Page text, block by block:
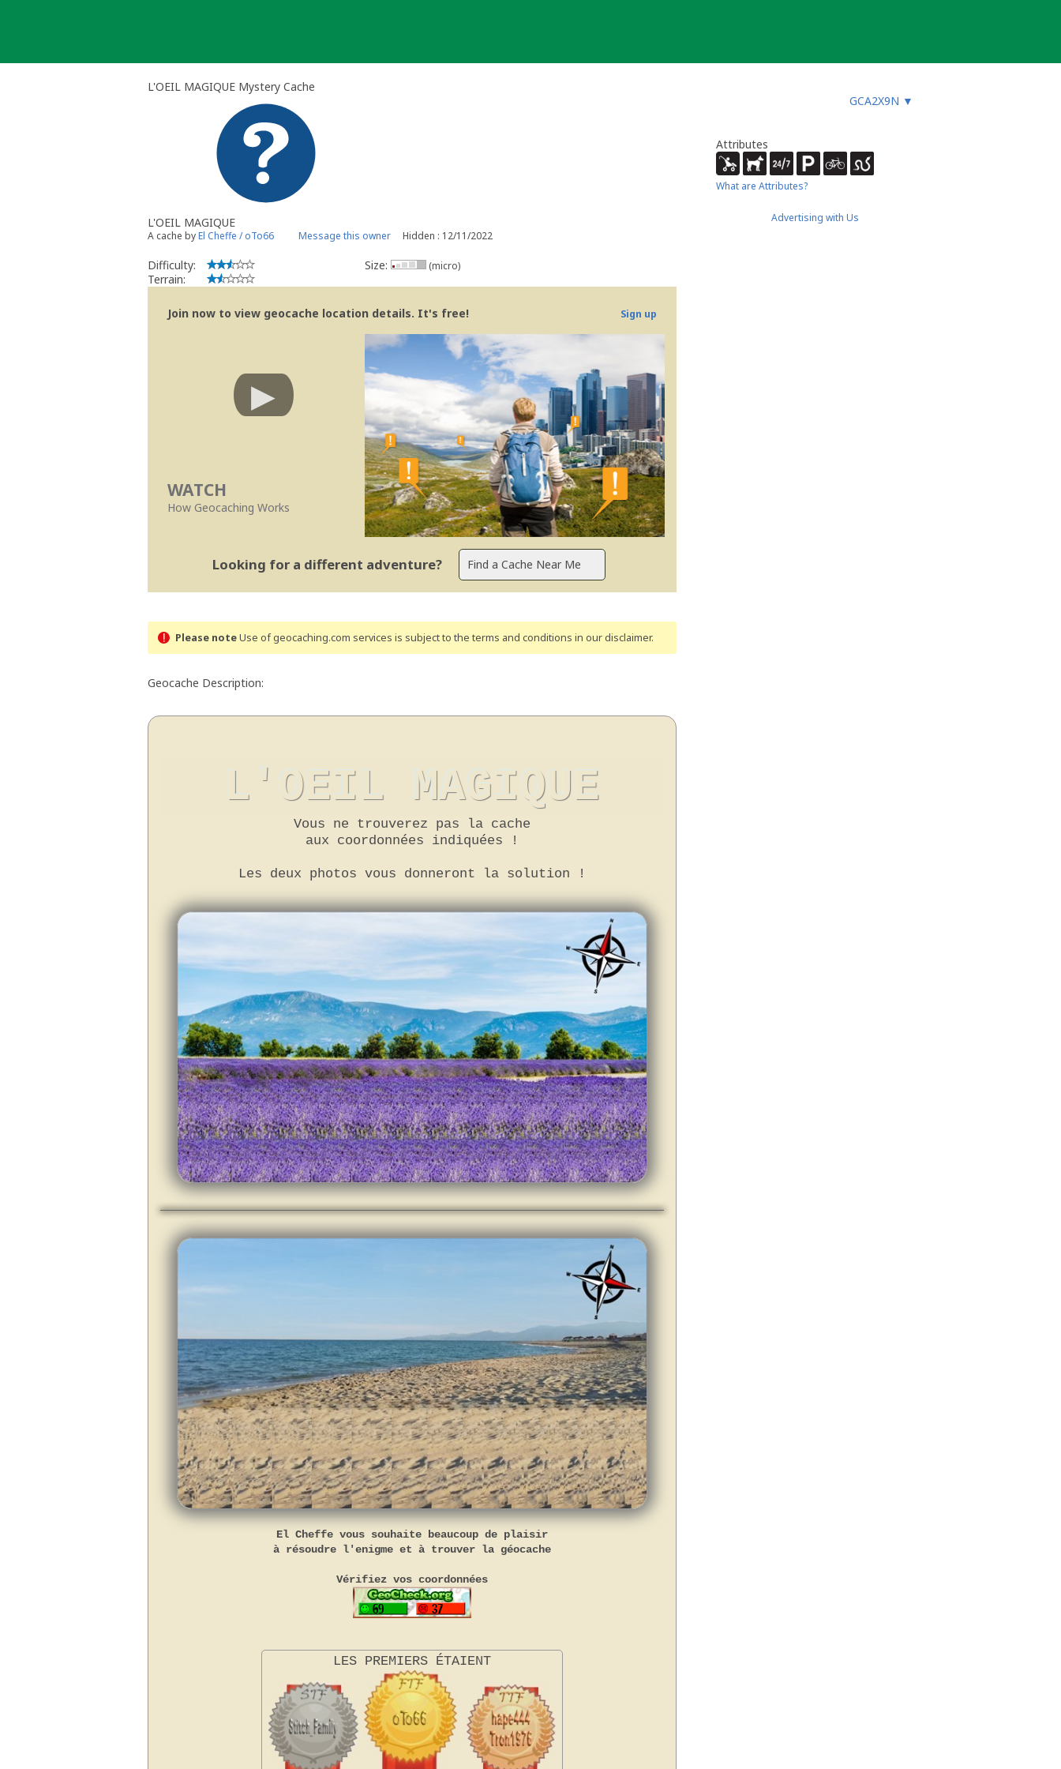
L'OEIL MAGIQUE Mystery Cache
GCA2X9N ▼
L'OEIL MAGIQUE
A cache byEl Cheffe / oTo66 Message this owner Hidden : 12/11/2022
Difficulty:
Terrain:
Size: (micro)
Join now to view geocache location details. It's free! Sign up
WATCH
How Geocaching Works
Looking for a different adventure?
Please noteUse of geocaching.com services is subject to the terms and conditions in our disclaimer.
Geocache Description:
L'OEIL MAGIQUE
Vous ne trouverez pas la cache
aux coordonnées indiquées !
Les deux photos vous donneront la solution !
El Cheffe vous souhaite beaucoup de plaisir
à résoudre l'enigme et à trouver la géocache
Vérifiez vos coordonnées
LES PREMIERS ÉTAIENT
Attributes
What are Attributes?
Advertising with Us